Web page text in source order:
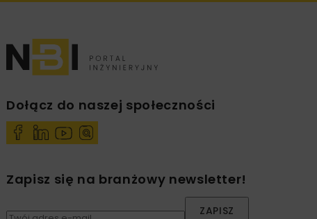
Dołącz do naszej społeczności
Zapisz się na branżowy newsletter!
ZAPISZ